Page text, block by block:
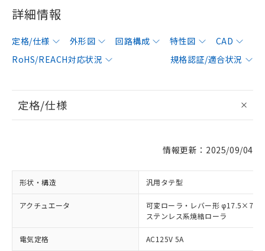
詳細情報
定格/仕様 外形図 回路構成 特性図
CAD
RoHS/REACH対応状況
規格認証/適合状況
定格/仕様
情報更新：2025/09/04
形状・構造 汎用タテ型
アクチュエータ
可変ローラ・レバー形 φ17.5×7
ステンレス系焼結ローラ
電気定格 AC125V 5A